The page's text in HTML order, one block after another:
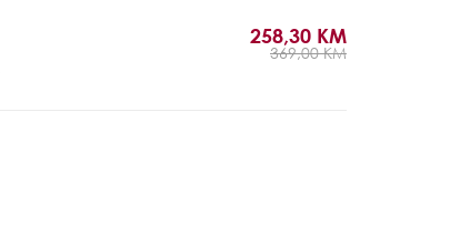
258,30 KM
369,00 KM